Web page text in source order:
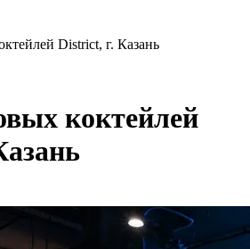
District, г. Казань
коктейлей